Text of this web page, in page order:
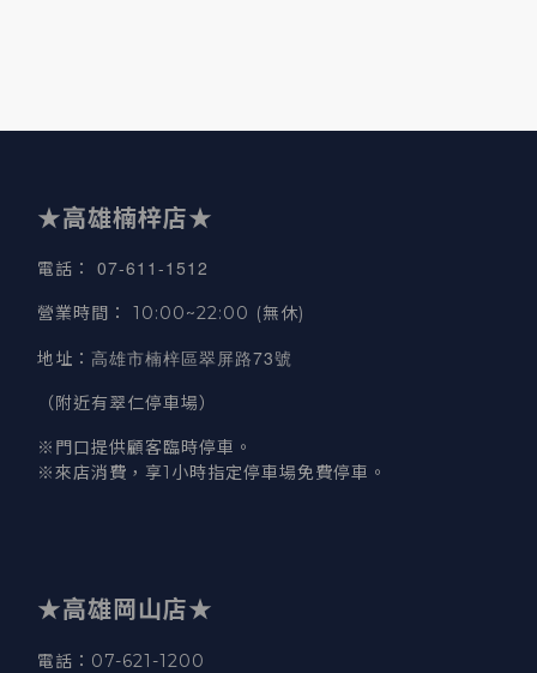
★高雄楠梓店★
電話 ： 07-611-1512
營業時間 ： 10:00~22:00 (無休)
地址 ： 高雄市楠梓區翠屏路73號
（附近有翠仁停車場）
※門口提供顧客臨時停車。
※來店消費，享1小時指定停車場免費停車。
★高雄岡山店★
電話：07-621-1200